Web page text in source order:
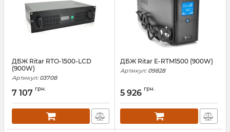
ДБЖ Ritar RTO-1500-LCD
(900W)
Артикул: 03708
7 107 грн.
ДБЖ Ritar E-RTM1500 (900W)
Артикул: 09828
5 926 грн.